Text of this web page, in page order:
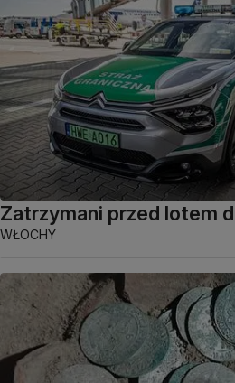
Zatrzymani przed lotem
WŁOCHY